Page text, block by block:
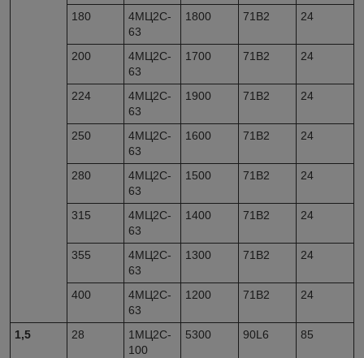
180
4МЦ2С-
63
1800 71В2 24
200
4МЦ2С-
63
1700 71В2 24
224
4МЦ2С-
63
1900 71В2 24
250
4МЦ2С-
63
1600 71В2 24
280
4МЦ2С-
63
1500 71В2 24
315
4МЦ2С-
63
1400 71В2 24
355
4МЦ2С-
63
1300 71В2 24
400
4МЦ2С-
63
1200 71В2 24
1,5 28
1МЦ2С-
100
5300 90L6 85